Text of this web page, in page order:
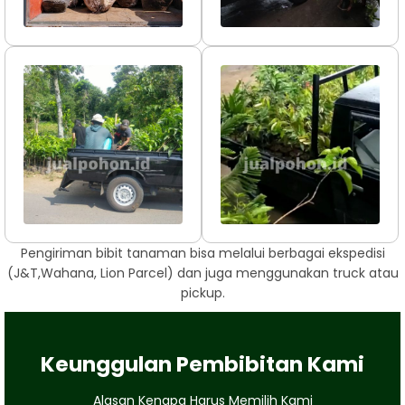
Pengiriman bibit tanaman bisa melalui berbagai ekspedisi
(J&T,Wahana, Lion Parcel) dan juga menggunakan truck atau
pickup.
Keunggulan Pembibitan Kami
Alasan Kenapa Harus Memilih Kami